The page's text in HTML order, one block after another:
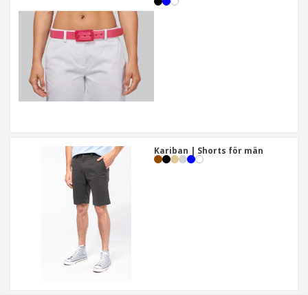
Kariban | Shorts för män